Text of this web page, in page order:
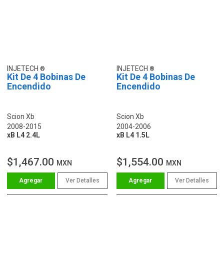
INJETECH
Kit De 4 Bobinas De
Encendido
Scion Xb
2008-2015
xB L4 2.4L
$1,467.00 MXN
Ver Detalles
INJETECH
Kit De 4 Bobinas De
Encendido
Scion Xb
2004-2006
xB L4 1.5L
$1,554.00 MXN
Ver Detalles